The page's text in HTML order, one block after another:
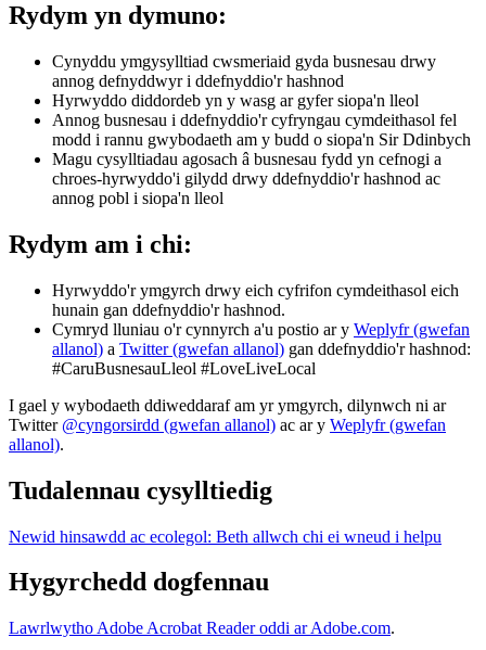
Rydym yn dymuno:
Cynyddu ymgysylltiad cwsmeriaid gyda busnesau drwy
annog defnyddwyr i ddefnyddio'r hashnod
Hyrwyddo diddordeb yn y wasg ar gyfer siopa'n lleol
Annog busnesau i ddefnyddio'r cyfryngau cymdeithasol fel
modd i rannu gwybodaeth am y budd o siopa'n Sir Ddinbych
Magu cysylltiadau agosach â busnesau fydd yn cefnogi a
chroes-hyrwyddo'i gilydd drwy ddefnyddio'r hashnod ac
annog pobl i siopa'n lleol
Rydym am i chi:
Hyrwyddo'r ymgyrch drwy eich cyfrifon cymdeithasol eich
hunain gan ddefnyddio'r hashnod.
Cymryd lluniau o'r cynnyrch a'u postio ar y Weplyfr (gwefan
allanol) a Twitter (gwefan allanol) gan ddefnyddio'r hashnod:
#CaruBusnesauLleol #LoveLiveLocal
I gael y wybodaeth ddiweddaraf am yr ymgyrch, dilynwch ni ar
Twitter @cyngorsirdd (gwefan allanol) ac ar y Weplyfr (gwefan
allanol).
Tudalennau cysylltiedig
Newid hinsawdd ac ecolegol: Beth allwch chi ei wneud i helpu
Hygyrchedd dogfennau
Lawrlwytho Adobe Acrobat Reader oddi ar Adobe.com.